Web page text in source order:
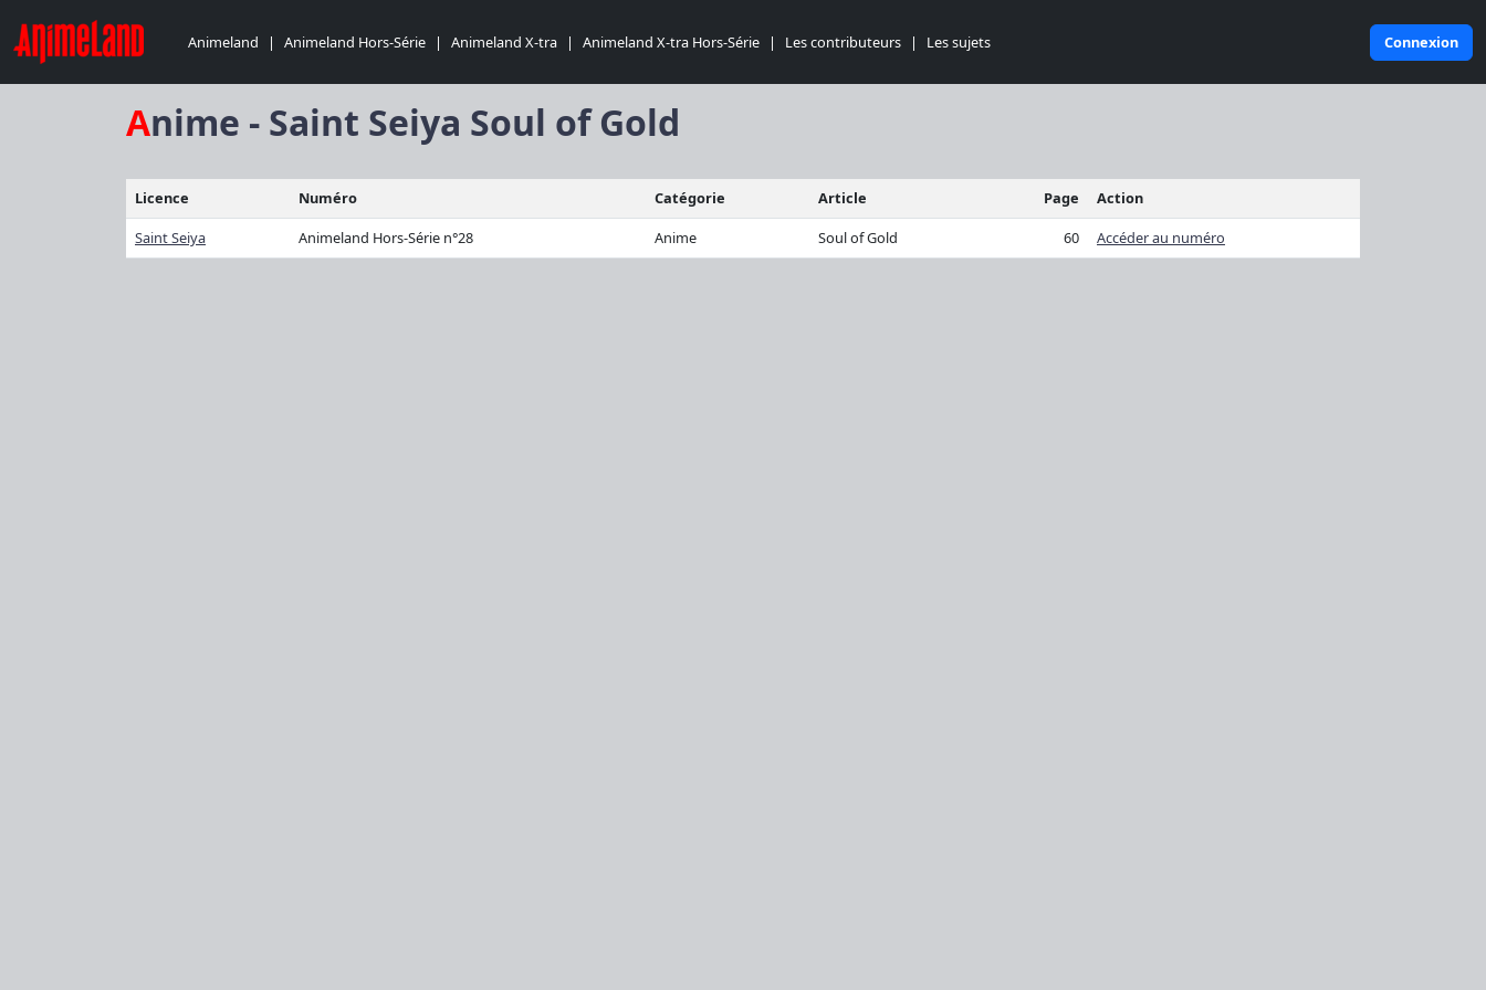
Animeland | Animeland Hors-Série | Animeland X-tra | Animeland X-tra Hors-Série | Les contributeurs | Les sujets Connexion
Anime - Saint Seiya Soul of Gold
Licence Numéro Catégorie Article Page
Action
Saint Seiya
Animeland Hors-Série n°28 Anime Soul of Gold 60 Accéder au numéro